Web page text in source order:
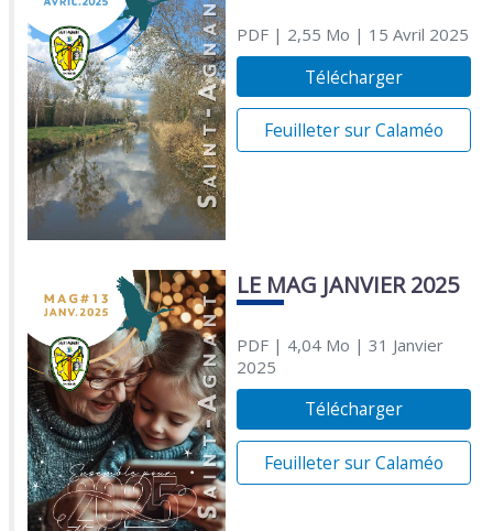
PDF| 2,55 Mo | 15 Avril 2025
Télécharger
Feuilleter sur Calaméo
LE MAG JANVIER 2025
PDF| 4,04 Mo | 31 Janvier
2025
Télécharger
Feuilleter sur Calaméo